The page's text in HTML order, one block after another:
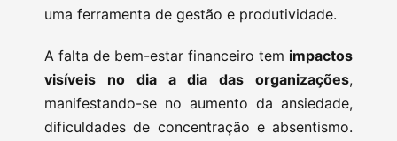
uma ferramenta de gestão e produtividade.
A falta de bem-estar financeiro tem impactos
visíveis no dia a dia das organizações,
manifestando-se no aumento da ansiedade,
dificuldades de concentração e absentismo.